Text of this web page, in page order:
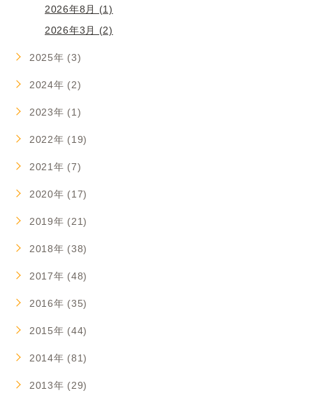
2026年8月 (1)
2026年3月 (2)
2025年 (3)
2024年 (2)
2023年 (1)
2022年 (19)
2021年 (7)
2020年 (17)
2019年 (21)
2018年 (38)
2017年 (48)
2016年 (35)
2015年 (44)
2014年 (81)
2013年 (29)